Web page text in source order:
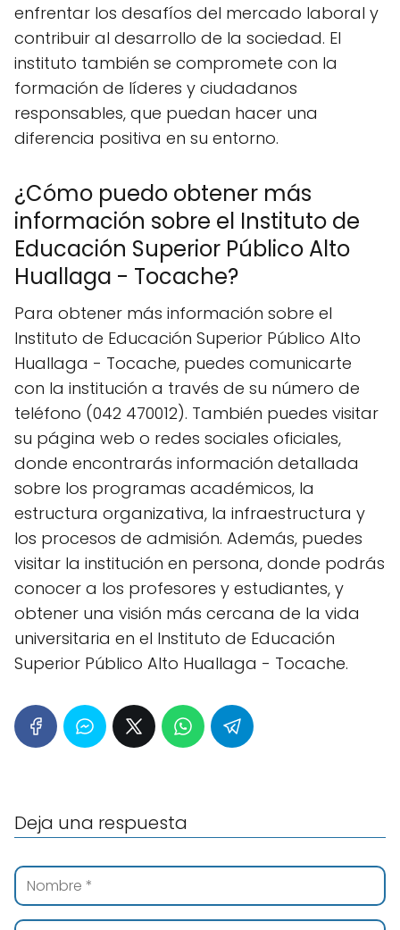
enfrentar los desafíos del mercado laboral y
contribuir al desarrollo de la sociedad. El
instituto también se compromete con la
formación de líderes y ciudadanos
responsables, que puedan hacer una
diferencia positiva en su entorno.
¿Cómo puedo obtener más
información sobre el Instituto de
Educación Superior Público Alto
Huallaga - Tocache?
Para obtener más información sobre el
Instituto de Educación Superior Público Alto
Huallaga - Tocache, puedes comunicarte
con la institución a través de su número de
teléfono (042 470012). También puedes visitar
su página web o redes sociales oficiales,
donde encontrarás información detallada
sobre los programas académicos, la
estructura organizativa, la infraestructura y
los procesos de admisión. Además, puedes
visitar la institución en persona, donde podrás
conocer a los profesores y estudiantes, y
obtener una visión más cercana de la vida
universitaria en el Instituto de Educación
Superior Público Alto Huallaga - Tocache.
Deja una respuesta